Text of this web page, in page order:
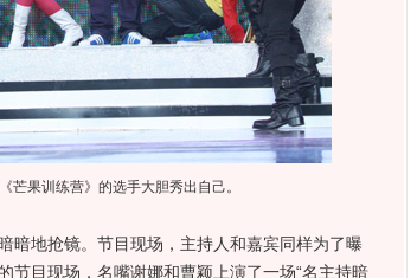
芒果训练营》的选手大胆秀出自己。
地抢镜。节目现场，主持人和嘉宾同样为了曝
节目现场，名嘴谢娜和曹颖上演了一场“名主持暗